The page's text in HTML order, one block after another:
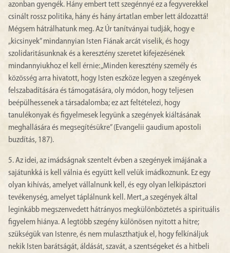
azonban gyengék. Hány embert tett szegénnyé ez a fegyverekkel
csinált rossz politika, hány és hány ártatlan ember lett áldozattá!
Mégsem hátrálhatunk meg. Az Úr tanítványai tudják, hogy e
„kicsinyek” mindannyian Isten Fiának arcát viselik, és hogy
szolidaritásunknak és a keresztény szeretet kifejezésének
mindannyiukhoz el kell érnie: „Minden keresztény személy és
közösség arra hivatott, hogy Isten eszköze legyen a szegények
felszabadítására és támogatására, oly módon, hogy teljesen
beépülhessenek a társadalomba; ez azt feltételezi, hogy
tanulékonyak és figyelmesek legyünk a szegények kiáltásának
meghallására és megsegítésükre” (Evangelii gaudium apostoli
buzdítás, 187).
5. Az idei, az imádságnak szentelt évben a szegények imájának a
sajátunkká is kell válnia és együtt kell velük imádkoznunk. Ez egy
olyan kihívás, amelyet vállalnunk kell, és egy olyan lelkipásztori
tevékenység, amelyet táplálnunk kell. Mert „a szegények által
leginkább megszenvedett hátrányos megkülönböztetés a spirituális
figyelem hiánya. A legtöbb szegény különösen nyitott a hitre;
szükségük van Istenre, és nem mulaszthatjuk el, hogy felkínáljuk
nekik Isten barátságát, áldását, szavát, a szentségeket és a hitbeli